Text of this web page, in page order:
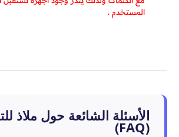
المستخدم .
الأسئلة الشائعة حول ملاذ
(FAQ)